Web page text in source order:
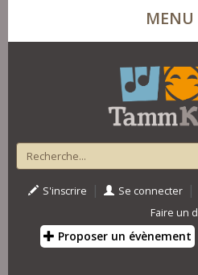
MENU
S'inscrire | Se connecter |
Faire un
Proposer un évènement